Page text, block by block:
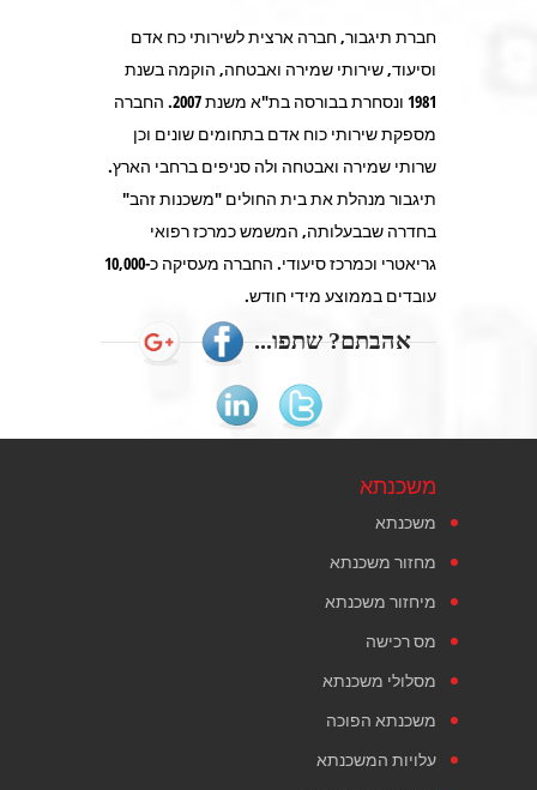
חברת תיגבור, חברה ארצית לשירותי כח אדם
וסיעוד, שירותי שמירה ואבטחה, הוקמה בשנת
1981 ונסחרת בבורסה בת"א משנת 2007. החברה
מספקת שירותי כוח אדם בתחומים שונים וכן
שרותי שמירה ואבטחה ולה סניפים ברחבי הארץ.
תיגבור מנהלת את בית החולים "משכנות זהב"
בחדרה שבבעלותה, המשמש כמרכז רפואי
גריאטרי וכמרכז סיעודי. החברה מעסיקה כ-10,000
עובדים בממוצע מידי חודש.
אהבתם? שתפו...
משכנתא
משכנתא
מחזור משכנתא
מיחזור משכנתא
מס רכישה
מסלולי משכנתא
משכנתא הפוכה
עלויות המשכנתא